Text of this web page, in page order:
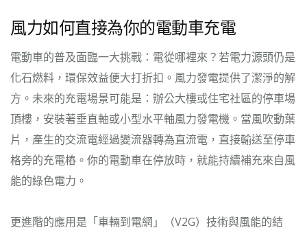
風力如何直接為你的電動車充電
電動車的普及面臨一大挑戰：電從哪裡來？若電力源頭仍是
化石燃料，環保效益便大打折扣。風力發電提供了潔淨的解
方。未來的充電場景可能是：辦公大樓或住宅社區的停車場
頂樓，安裝著垂直軸或小型水平軸風力發電機。當風吹動葉
片，產生的交流電經過變流器轉為直流電，直接輸送至停車
格旁的充電樁。你的電動車在停放時，就能持續補充來自風
能的綠色電力。
更進階的應用是「車輛到電網」（V2G）技術與風能的結